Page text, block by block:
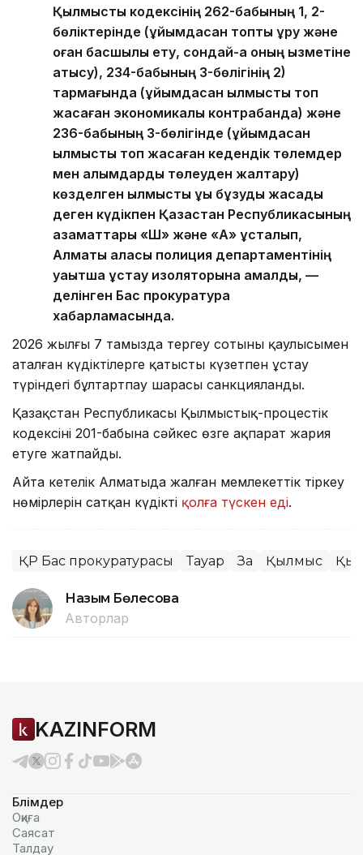
Қылмыстық кодексінің 262-бабының 1, 2-
бөліктерінде (ұйымдасқан топты құру және
оған басшылық ету, сондай-ақ оның қызметіне
қатысу), 234-бабының 3-бөлігінің 2)
тармағында (ұйымдасқан қылмыстық топ
жасаған экономикалық контрабанда) және
236-бабының 3-бөлігінде (ұйымдасқан
қылмыстық топ жасаған кедендік төлемдер
мен алымдарды төлеуден жалтару)
көзделген қылмыстық құқық бұзуды жасады
деген күдікпен Қазақстан Республикасының
азаматтары «Ш» және «А» ұсталып,
Алматы қаласы полиция департаментінің
уақытша ұстау изоляторына қамалды, —
делінген Бас прокуратура
хабарламасында.
2026 жылғы 7 тамызда тергеу сотының қаулысымен
аталған күдіктілерге қатысты күзетпен ұстау
түріндегі бұлтартпау шарасы санкцияланды.
Қазақстан Республикасы Қылмыстық-процестік
кодексінің 201-бабына сәйкес өзге ақпарат жария
етуге жатпайды.
Айта кетелік Алматыда жалған мемлекеттік тіркеу
нөмірлерін сатқан күдікті қолға түскен еді.
ҚР Бас прокуратурасы Тауар Заң Қылмыс
Назым Бөлесова
Авторлар
KAZINFORM
Бөлімдер
Оқиға
Саясат
Талдау